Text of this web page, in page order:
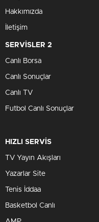
Hakkımızda
İletişim
SERVİSLER 2
Canlı Borsa
Canlı Sonuçlar
Canlı TV
Futbol Canlı Sonuçlar
HIZLI SERVİS
TV Yayın Akışları
Yazarlar Site
Tenis İddaa
Basketbol Canlı